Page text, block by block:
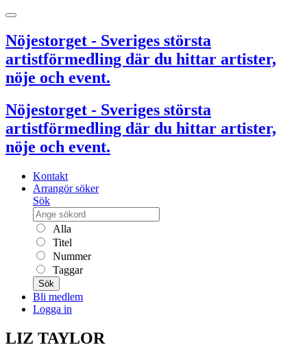
Nöjestorget - Sveriges största
artistförmedling där du hittar artister,
nöje och event.
Nöjestorget - Sveriges största
artistförmedling där du hittar artister,
nöje och event.
Kontakt
Arrangör söker
Sök
Alla
Titel
Nummer
Taggar
Sök
Bli medlem
Logga in
LIZ TAYLOR